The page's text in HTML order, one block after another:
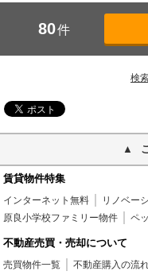
80件
検
賃貸物件特集
インターネット無料 リノベー
原良小学校ファミリー物件
ペ
不動産売買・売却について
売買物件一覧 不動産購入の流